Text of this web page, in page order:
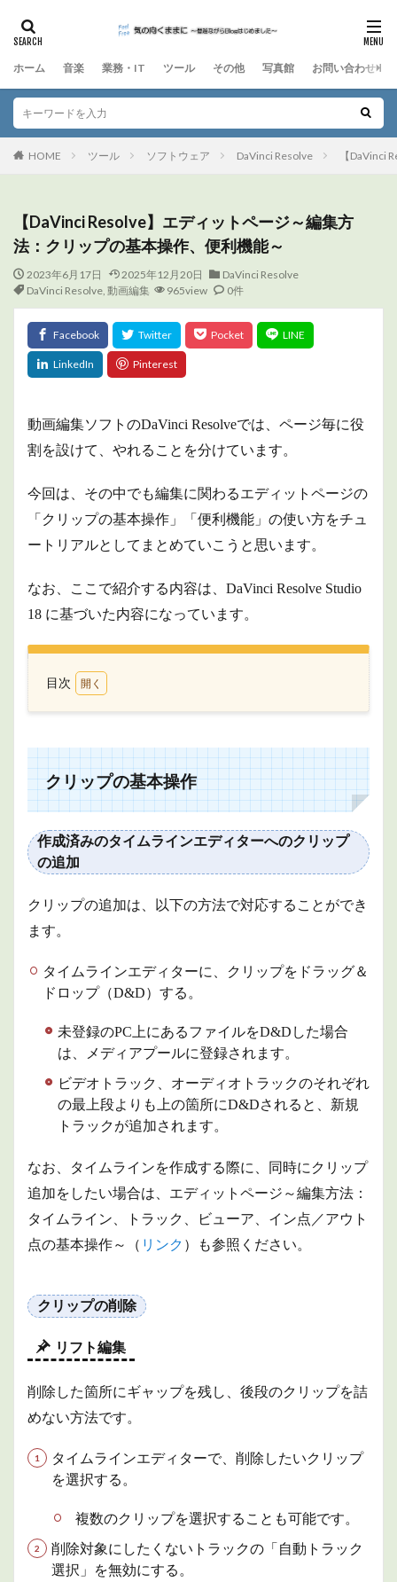
ホーム 音楽 業務・IT ツール その他 写真館 お問い合わせ
HOME ツール ソフトウェア DaVinci Resolve 【DaVinci
【DaVinci Resolve】エディットページ～編集方
法：クリップの基本操作、便利機能～
2023年6月17日 2025年12月20日
DaVinci Resolve
DaVinci Resolve, 動画編集 965view 0件
動画編集ソフトのDaVinci Resolveでは、ページ毎に役
割を設けて、やれることを分けています。
今回は、その中でも編集に関わるエディットページの
「クリップの基本操作」「便利機能」の使い方をチュ
ートリアルとしてまとめていこうと思います。
なお、ここで紹介する内容は、DaVinci Resolve Studio
18 に基づいた内容になっています。
目次
の基
本操
作
1.1
作成
済み
のタ
ンエ
クリ
ップ
加
1.2
ップ
の削
除
リフト
リップ
ル削除
機能
イン
ト点
の利
2.1.1
サブク
クリッ
プの部
クリップの基本操作
作成済みのタイムラインエディターへのクリップ
の追加
クリップの追加は、以下の方法で対応することができ
ます。
タイムラインエディターに、クリップをドラッグ＆
ドロップ（D&D）する。
未登録のPC上にあるファイルをD&Dした場合
は、メディアプールに登録されます。
ビデオトラック、オーディオトラックのそれぞれ
の最上段よりも上の箇所にD&Dされると、新規
トラックが追加されます。
なお、タイムラインを作成する際に、同時にクリップ
追加をしたい場合は、エディットページ～編集方法：
タイムライン、トラック、ビューア、イン点／アウト
点の基本操作～（ リンク ）も参照ください。
クリップの削除
リフト編集
削除した箇所にギャップを残し、後段のクリップを詰
めない方法です。
タイムラインエディターで、削除したいクリップ
を選択する。
複数のクリップを選択することも可能です。
削除対象にしたくないトラックの「自動トラック
選択」を無効にする。